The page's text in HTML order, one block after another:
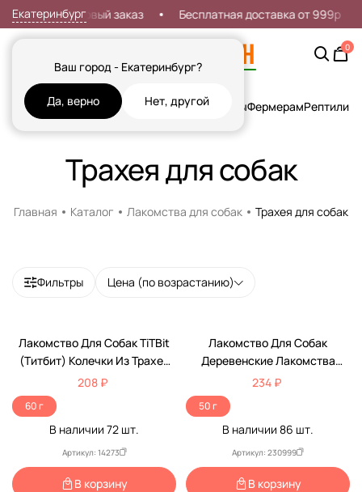
Екатеринбург
Ваш город - Екатеринбург?
Да, верно Нет, другой
7% на первый заказ Бесплатная доставка от 999р
0
Кошки СобакиРыбы Грызуны и Хорьки ПтицыФермерамРептилии
Трахея для собак
Главная Каталог Лакомства для собак Трахея для собак
Фильтры Цена (по возрастанию)
Лакомство Для Собак TiTBit
(Титбит) Колечки Из Трахеи
Для Чистки Зубов 60г
208 ₽
60 г
В наличии 72 шт.
Артикул: 14273
В корзину
Лакомство Для Собак
Деревенские Лакомства
Трахея Говяжья С Мясом Утки
234 ₽
50 г
В наличии 86 шт.
Артикул: 230999
В корзину